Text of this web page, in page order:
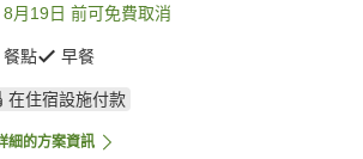
8月19日 前可免費取消
餐點 早餐
在住宿設施付款
細的方案資訊